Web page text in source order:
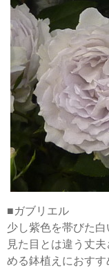
■ガブリエル
少し紫色を帯びた白
見た目とは違う丈
める鉢植えにおすす